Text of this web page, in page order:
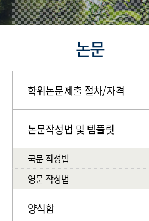
논문
학위논문제출 절차/자격
논문작성법 및 템플릿
국문 작성법
영문 작성법
양식함